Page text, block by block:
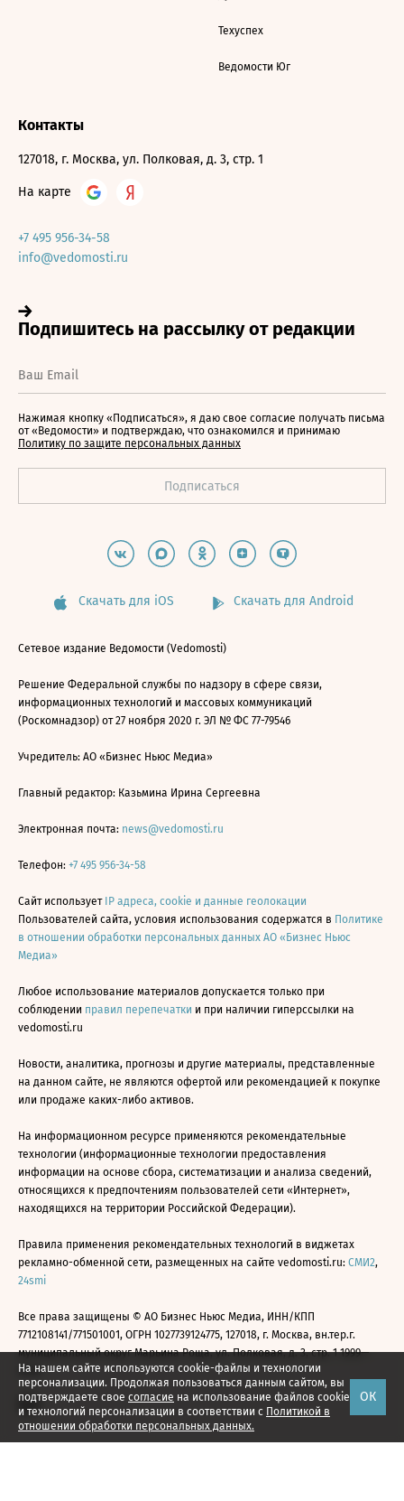
На нашем сайте используются cookie-файлы и технологии
персонализации. Продолжая пользоваться данным сайтом, вы
подтверждаете свое согласие на использование файлов cookie
и технологий персонализации в соответствии с Политикой в
отношении обработки персональных данных.
ОК
Техуспех
Ведомости Юг
Контакты
127018, г. Москва, ул. Полковая, д. 3, стр. 1
На карте
+7 495 956-34-58
info@vedomosti.ru
Нажимая кнопку «Подписаться», я даю свое согласие получать письма
от «Ведомости» и подтверждаю, что ознакомился и принимаю
Политику по защите персональных данных
Скачать для iOS Скачать для Android
Сетевое издание Ведомости (Vedomosti)
Решение Федеральной службы по надзору в сфере связи,
информационных технологий и массовых коммуникаций
(Роскомнадзор) от 27 ноября 2020 г. ЭЛ № ФС 77-79546
Учредитель: АО «Бизнес Ньюс Медиа»
Главный редактор: Казьмина Ирина Сергеевна
Электронная почта: news@vedomosti.ru
Телефон: +7 495 956-34-58
Сайт использует IP адреса, cookie и данные геолокации
Пользователей сайта, условия использования содержатся в Политике
в отношении обработки персональных данных АО «Бизнес Ньюс
Медиа»
Любое использование материалов допускается только при
соблюдении правил перепечатки и при наличии гиперссылки на
vedomosti.ru
Новости, аналитика, прогнозы и другие материалы, представленные
на данном сайте, не являются офертой или рекомендацией к покупке
или продаже каких-либо активов.
На информационном ресурсе применяются рекомендательные
технологии (информационные технологии предоставления
информации на основе сбора, систематизации и анализа сведений,
относящихся к предпочтениям пользователей сети «Интернет»,
находящихся на территории Российской Федерации).
Правила применения рекомендательных технологий в виджетах
рекламно-обменной сети, размещенных на сайте vedomosti.ru: СМИ2,
24smi
Все права защищены © АО Бизнес Ньюс Медиа, ИНН/КПП
7712108141/771501001, ОГРН 1027739124775, 127018, г. Москва, вн.тер.г.
муниципальный округ Марьина Роща, ул. Полковая, д. 3, стр. 1 1999—
2026